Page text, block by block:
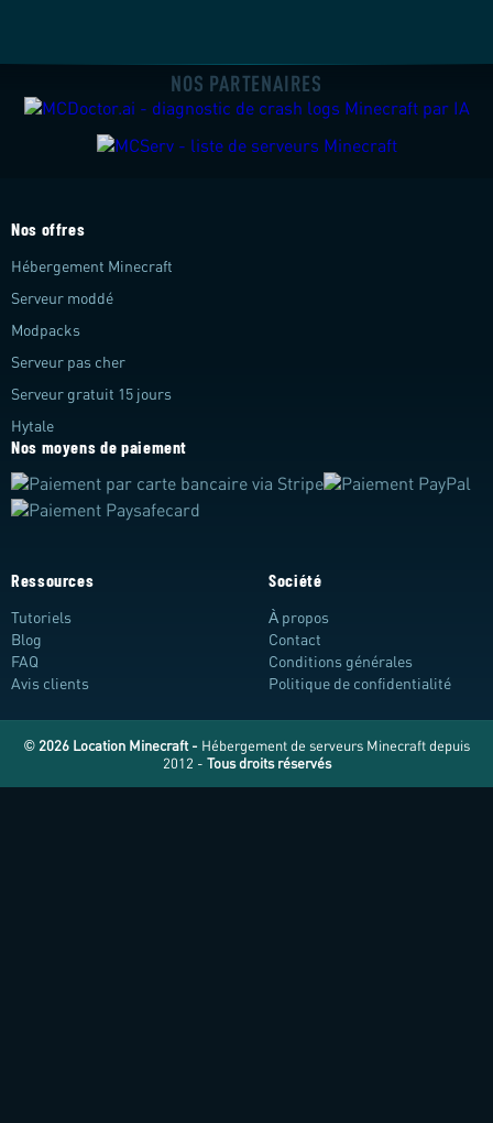
NOS PARTENAIRES
Nos offres
Hébergement Minecraft
Serveur moddé
Modpacks
Serveur pas cher
Serveur gratuit 15 jours
Hytale
Nos moyens de paiement
Ressources
Tutoriels
Blog
FAQ
Avis clients
Société
À propos
Contact
Conditions générales
Politique de confidentialité
© 2026 Location Minecraft - Hébergement de serveurs Minecraft depuis
2012 - Tous droits réservés